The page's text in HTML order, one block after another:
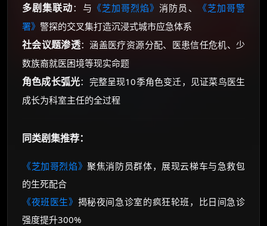
多剧集联动：与 《芝加哥烈焰》消防员、
《芝加哥警
署》 警探的交叉集打造沉浸式城市应急体系
社会议题渗透：涵盖医疗资源分配、医患信任危机、少
数族裔就医困境等现实命题
角色成长弧光：完整呈现10季角色变迁，见证菜鸟医生
成长为科室主任的全过程
同类剧集推荐：
《芝加哥烈焰》聚焦消防员群体，展现云梯车与急救包
的生死配合
《夜班医生》 揭秘夜间急诊室的疯狂轮班，比日间急诊
强度提升300%